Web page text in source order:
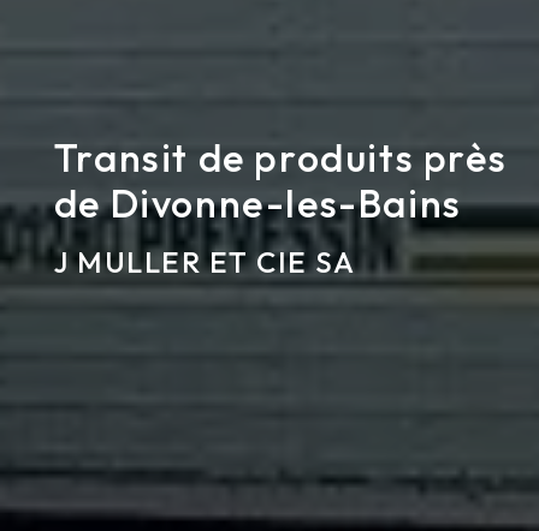
Transit de produits près
de Divonne-les-Bains
J MULLER ET CIE SA